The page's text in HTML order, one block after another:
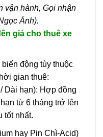
vận hành, Gọi nhận
Ánh).
giá cho thuê xe
động tùy thuộc
gian thuê:
Dài hạn): Hợp đồng
từ 6 tháng trở lên
tốt nhất.
hay Pin Chì-Acid)